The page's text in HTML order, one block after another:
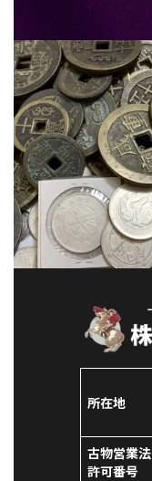
所在地
古物営業法
許可番号